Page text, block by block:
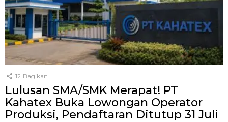
12 Bagikan
Lulusan SMA/SMK Merapat! PT
Kahatex Buka Lowongan Operator
Produksi, Pendaftaran Ditutup 31 Juli